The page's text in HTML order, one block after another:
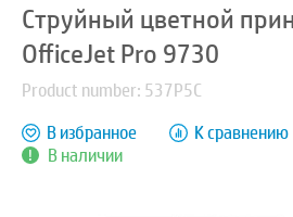
Струйный цветной
OfficeJet Pro 9730
Product number: 537P5C
В наличии
В избранное К сравнению